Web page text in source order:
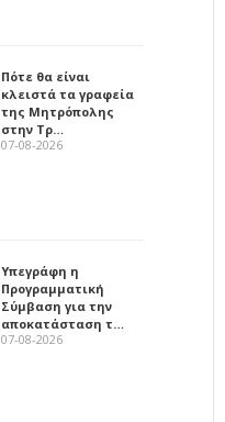
Πότε θα είναι
κλειστά τα γραφεία
της Μητρόπολης
στην Τρ…
07-08-2026
Υπεγράφη η
Προγραμματική
Σύμβαση για την
αποκατάσταση τ…
07-08-2026